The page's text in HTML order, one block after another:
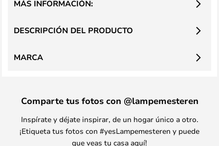
DESCRIPCIÓN DEL PRODUCTO
MÁS INFORMACIÓN:
MARCA
Comparte tus fotos con @lampemesteren
Inspírate y déjate inspirar, de un hogar único a otro.
¡Etiqueta tus fotos con #yesLampemesteren y puede
que veas tu casa aquí!